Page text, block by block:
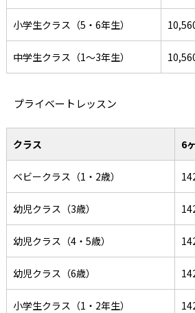
小学生クラス（5・6年生）
中学生クラス（1～3年生）
プライベートレッスン
クラス 6
ベビークラス（1・2歳）
幼児クラス（3歳）
幼児クラス（4・5歳）
幼児クラス（6歳）
小学生クラス（1・2年生）